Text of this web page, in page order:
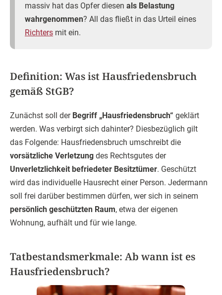
massiv hat das Opfer diesen als Belastung
wahrgenommen? All das fließt in das Urteil eines
Richters mit ein.
Definition: Was ist Hausfriedensbruch
gemäß StGB?
Zunächst soll der Begriff „Hausfriedensbruch“ geklärt
werden. Was verbirgt sich dahinter? Diesbezüglich gilt
das Folgende: Hausfriedensbruch umschreibt die
vorsätzliche Verletzung des Rechtsgutes der
Unverletzlichkeit befriedeter Besitztümer. Geschützt
wird das individuelle Hausrecht einer Person. Jedermann
soll frei darüber bestimmen dürfen, wer sich in seinem
persönlich geschützten Raum, etwa der eigenen
Wohnung, aufhält und für wie lange.
Tatbestandsmerkmale: Ab wann ist es
Hausfriedensbruch?